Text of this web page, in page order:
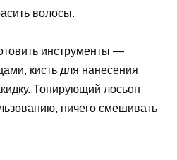
волосы.
инструменты —
кисть для нанесения
Тонирующий лосьон
ничего смешивать